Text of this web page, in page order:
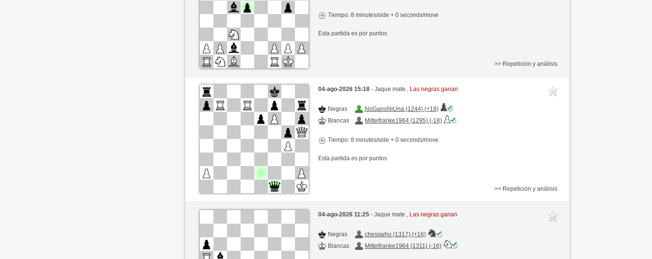
Tiempo: 8 minutes/side + 0 seconds/move
Esta partida es por puntos
>> Repetición y análisis
04-ago-2026 15:18 - Jaque mate , Las negras ganan
Negras
NoGanoNiUna (1244) (+18)
Blancas
Mittelfranke1964 (1295) (-18)
Tiempo: 8 minutes/side + 0 seconds/move
Esta partida es por puntos
>> Repetición y análisis
04-ago-2026 11:25 - Jaque mate , Las negras ganan
Negras
chesswho (1317) (+16)
Blancas
Mittelfranke1964 (1311) (-16)